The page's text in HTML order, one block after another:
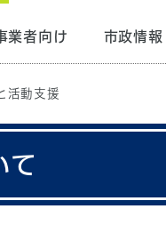
業者向け 市政情報
活動支援
て